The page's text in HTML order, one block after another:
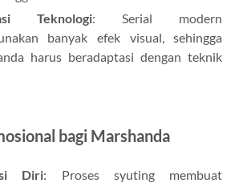
Teknologi: Serial modern
banyak efek visual, sehingga
harus beradaptasi dengan teknik
bagi Marshanda
Diri: Proses syuting membuat